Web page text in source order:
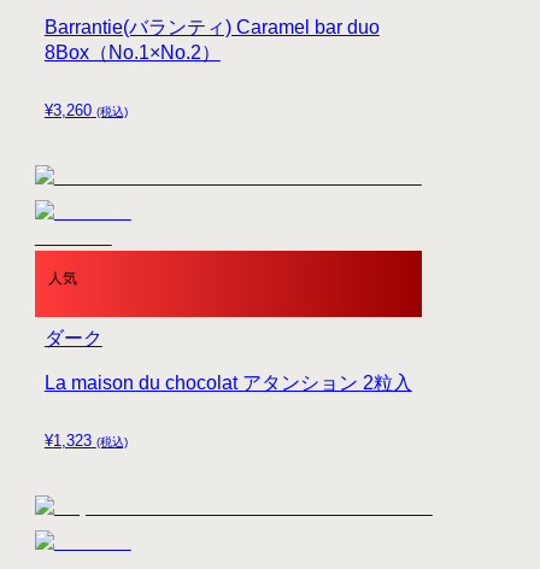
¥3,260 (税込)
Barrantie(バランティ) Caramel bar duo
8Box（No.1×No.2）
人気
¥1,323 (税込)
La maison du chocolat アタンション 2粒入
ダーク